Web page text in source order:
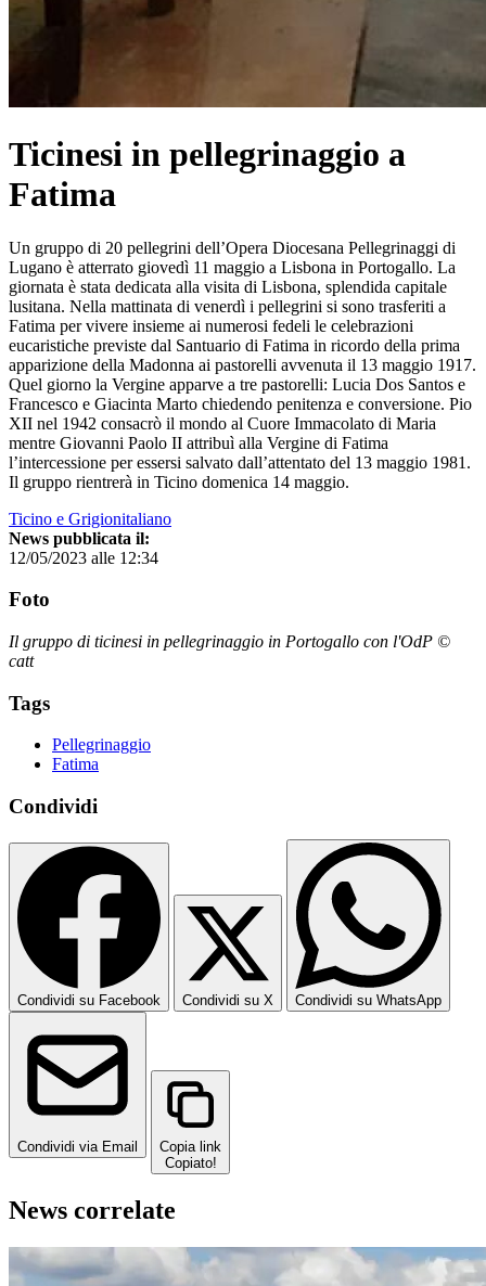
Ticinesi in pellegrinaggio a
Fatima
Un gruppo di 20 pellegrini dell’Opera Diocesana Pellegrinaggi di
Lugano è atterrato giovedì 11 maggio a Lisbona in Portogallo. La
giornata è stata dedicata alla visita di Lisbona, splendida capitale
lusitana. Nella mattinata di venerdì i pellegrini si sono trasferiti a
Fatima per vivere insieme ai numerosi fedeli le celebrazioni
eucaristiche previste dal Santuario di Fatima in ricordo della prima
apparizione della Madonna ai pastorelli avvenuta il 13 maggio 1917.
Quel giorno la Vergine apparve a tre pastorelli: Lucia Dos Santos e
Francesco e Giacinta Marto chiedendo penitenza e conversione. Pio
XII nel 1942 consacrò il mondo al Cuore Immacolato di Maria
mentre Giovanni Paolo II attribuì alla Vergine di Fatima
l’intercessione per essersi salvato dall’attentato del 13 maggio 1981.
Il gruppo rientrerà in Ticino domenica 14 maggio.
Ticino e Grigionitaliano
News pubblicata il:
12/05/2023 alle 12:34
Foto
Il gruppo di ticinesi in pellegrinaggio in Portogallo con l'OdP ©
catt
Tags
Pellegrinaggio
Fatima
Condividi
Condividi su Facebook Condividi su X Condividi su WhatsApp
Condividi via Email
Copia link
Copiato!
News correlate